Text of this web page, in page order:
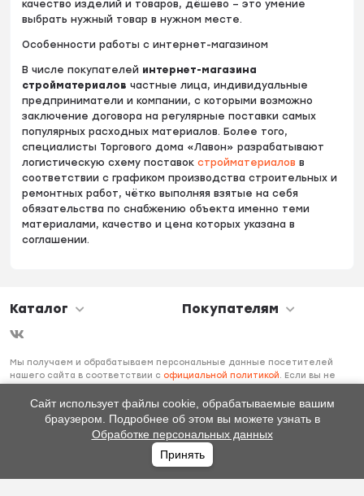
Избранное
качество изделий и товаров, дёшево – это умение
выбрать нужный товар в нужном месте.
Особенности работы с интернет-магазином
В числе покупателей интернет-магазина
стройматериалов частные лица, индивидуальные
предприниматели и компании, с которыми возможно
заключение договора на регулярные поставки самых
популярных расходных материалов. Более того,
специалисты Торгового дома «Лавон» разрабатывают
логистическую схему поставокстройматериалов в
соответствии с графиком производства строительных и
ремонтных работ, чётко выполняя взятые на себя
обязательства по снабжению объекта именно теми
материалами, качество и цена которых указана в
соглашении.
Каталог Покупателям
Мы получаем и обрабатываем персональные данные посетителей
нашего сайта в соответствии с официальной политикой
. Если вы не
необходимо покинуть наш сайт.
Сайт использует файлы cookie, обрабатываемые вашим
браузером. Подробнее об этом вы можете узнать в
Обработке персональных данных
Принять